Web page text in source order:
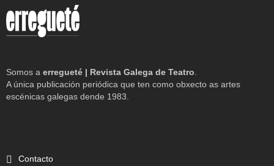
Somos a erregueté | Revista Galega de Teatro.
A única publicación periódica que ten como obxecto as artes
escénicas galegas dende 1983.
Contacto